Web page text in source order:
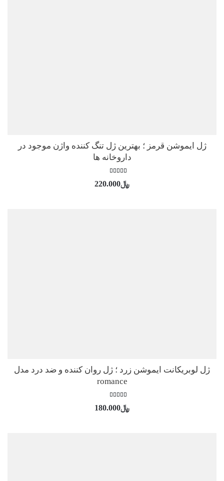
ژل ایموشن قرمز ؛ بهترین ژل تنگ کننده واژن موجود در
داروخانه ها
5.00
﷼220.000
ژل لوبریکانت ایموشن زرد ؛ ژل روان کننده و ضد درد مدل
romance
5.00
﷼180.000